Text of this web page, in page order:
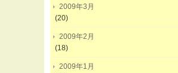
2009年3月
(20)
2009年2月
(18)
2009年1月